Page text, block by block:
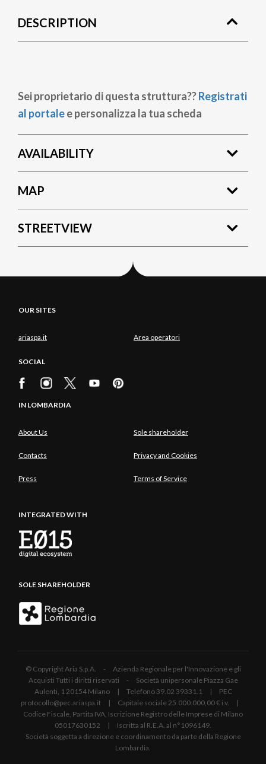
DESCRIPTION
Sei proprietario di questa struttura??Registrati
al portalee personalizza la tua scheda
AVAILABILITY
MAP
STREETVIEW
OUR SITES
ariaspa.it Area operatori
SOCIAL
IN LOMBARDIA
About Us Sole shareholder
Contacts Privacy and Cookies
Press Terms of Service
INTEGRATED WITH
SOLE SHAREHOLDER
© Copyright Aria S.p.A. - Azienda Regionale per l'Innovazione e gli
Acquisti Tutti i diritti riservati - Società unipersonale Piazza Gae
Aulenti, 1 20154 Milano | Telefono 39.02 39331.1 | PEC
protocollo@pec.ariaspa.it | Capitale sociale 25.000.000,00 € i.v. |
Codice Fiscale, Partita IVA, Iscrizione Registro delle Imprese di Milano
05017630152 | Iscritta al R.E.A. al n°1096149.
Società soggetta a direzione e coordinamento da parte della Regione
Lombardia.